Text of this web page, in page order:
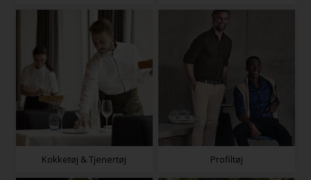
Kokketøj & Tjenertøj Profiltøj